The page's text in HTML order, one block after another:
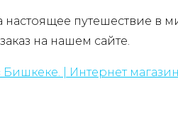
настоящее путешествие
на нашем сайте.